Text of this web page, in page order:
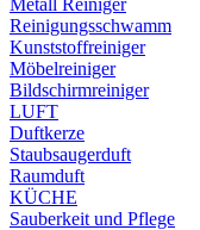
Metall Reiniger
Reinigungsschwamm
Kunststoffreiniger
Möbelreiniger
Bildschirmreiniger
LUFT
Duftkerze
Staubsaugerduft
Raumduft
KÜCHE
Sauberkeit und Pflege